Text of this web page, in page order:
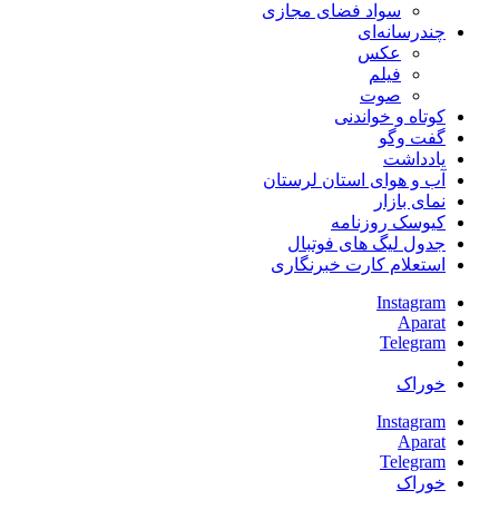
سواد فضای مجازی
چندرسانه‌ای
عكس
فیلم
صوت
کوتاه و خواندنی
گفت وگو
یادداشت
آب و هوای استان لرستان
نمای بازار
کیوسک روزنامه
جدول لیگ های فوتبال
استعلام کارت خبرنگاری
Instagram
Aparat
Telegram
خوراک
Instagram
Aparat
Telegram
خوراک